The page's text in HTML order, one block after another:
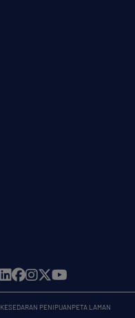
KESEDARAN PENIPUANPETA LAMAN